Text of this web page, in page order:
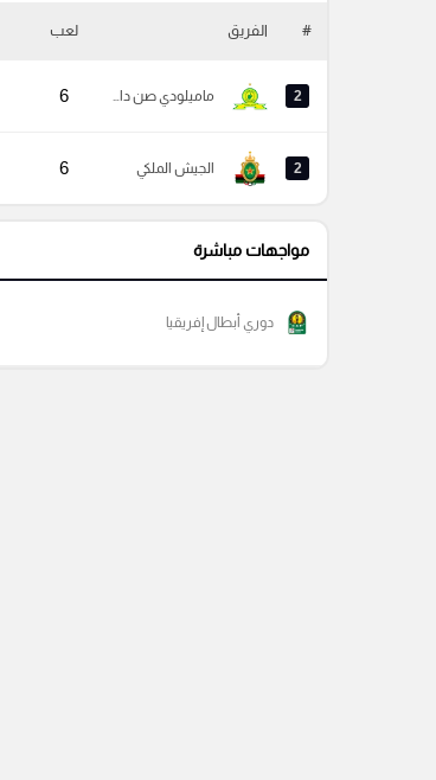
# الفريق لعب
2 ماميلودي صن داونز 6
2 الجيش الملكي 6
مواجهات مباشرة
دوري أبطال إفريقيا